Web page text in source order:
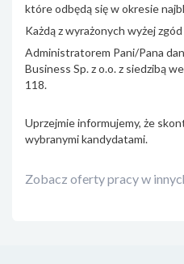
które odbędą się w okresie
Każdą z wyrażonych wyżej
Administratorem Pani/Pana
Business Sp. z o.o. z siedzibą
118.
Uprzejmie informujemy, że
wybranymi kandydatami.
Zobacz oferty pracy w